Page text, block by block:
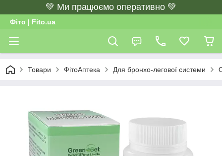
💚 Ми працюємо оперативно 💚
Фіто | Fito.ua
Товари ФітоАптека Для бронхо-легової системи